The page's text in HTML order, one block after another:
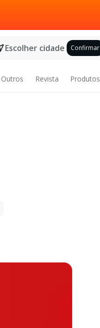
Escolher cidade Confirmar
Outros Revista Produtos